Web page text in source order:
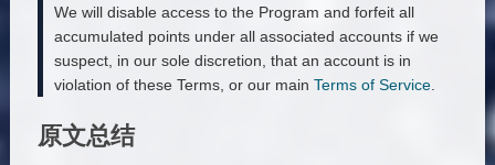
We will disable access to the Program and forfeit all
accumulated points under all associated accounts if we
suspect, in our sole discretion, that an account is in
violation of these Terms, or our main Terms of Service.
原文总结